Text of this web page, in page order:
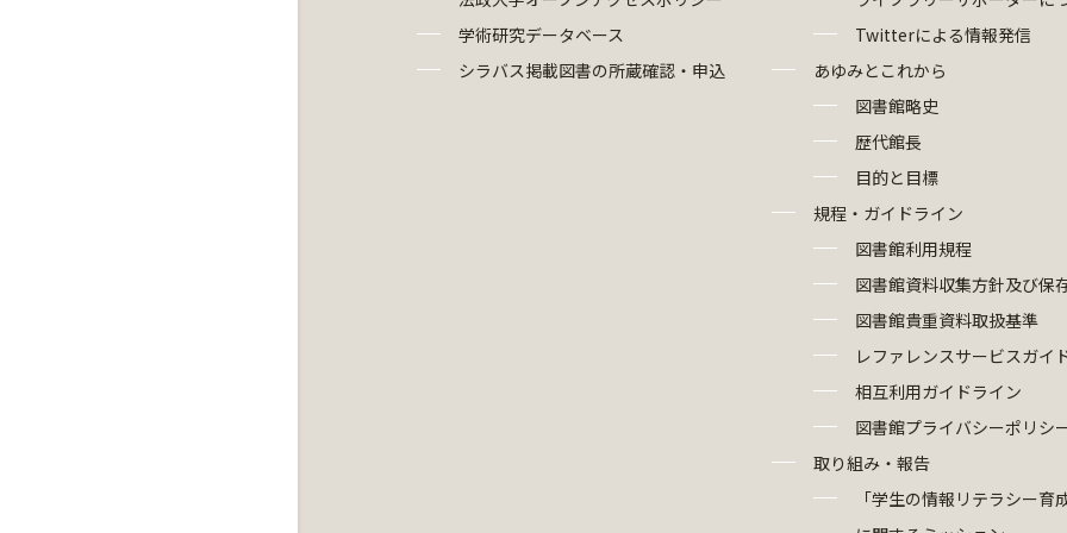
学術研究データベース
シラバス掲載図書の所蔵確認・申込
Twitterによる情報発信
あゆみとこれから
図書館略史
歴代館長
目的と目標
規程・ガイドライン
図書館利用規程
図書館資料収集方針及び保
図書館貴重資料取扱基準
レファレンスサービスガイ
相互利用ガイドライン
図書館プライバシーポリシ
取り組み・報告
「学生の情報リテラシー育